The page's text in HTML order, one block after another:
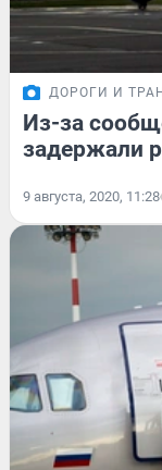
ДОРОГИ И
Из-за
задержали
9 августа, 2020, 11:28